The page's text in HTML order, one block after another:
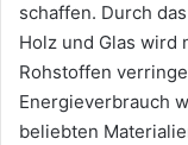
schaffen. Durch
Holz und Glas wird
Rohstoffen
Energieverbrauch
beliebten